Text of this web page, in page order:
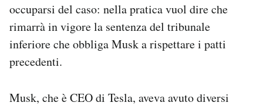
occuparsi del caso: nella pratica vuol dire che
rimarrà in vigore la sentenza del tribunale
inferiore che obbliga Musk a rispettare i patti
precedenti.
Musk, che è CEO di Tesla, aveva avuto diversi